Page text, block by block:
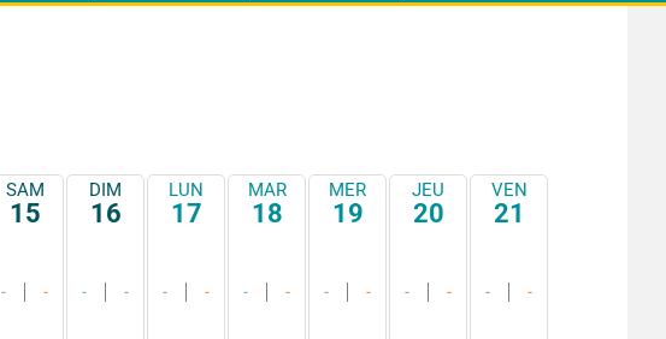
SAM
15
- -
DIM
16
- -
LUN
17
- -
MAR
18
- -
MER
19
- -
JEU
20
- -
VEN
21
- -